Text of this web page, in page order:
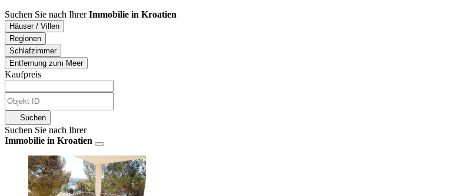
Suchen Sie nach IhrerImmobilie in Kroatien
Häuser / Villen
Regionen
Schlafzimmer
Entfernung zum Meer
Kaufpreis
Suchen
Suchen Sie nach Ihrer
Immobilie in Kroatien